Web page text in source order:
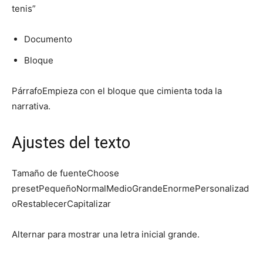
tenis”
Documento
Bloque
PárrafoEmpieza con el bloque que cimienta toda la
narrativa.
Ajustes del texto
Tamaño de fuenteChoose
presetPequeñoNormalMedioGrandeEnormePersonalizad
oRestablecerCapitalizar
Alternar para mostrar una letra inicial grande.